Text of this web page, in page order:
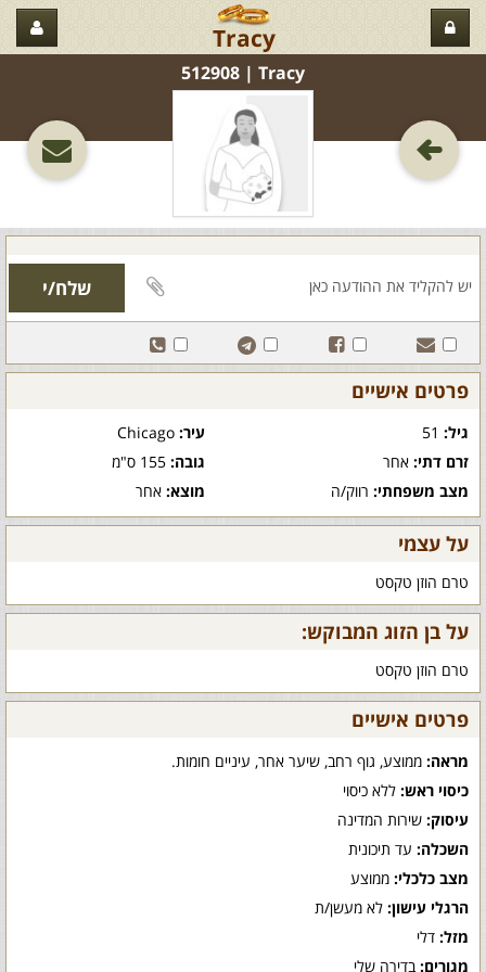
Tracy
Tracy‏ | 512908
פרטים אישיים
גיל: עיר:Chicago
זרם דתי: אחר גובה:155 ס"מ
מצב משפחתי: רווק/ה מוצא:אחר
על עצמי
טרם הוזן טקסט
על בן הזוג המבוקש:
טרם הוזן טקסט
פרטים אישיים
מראה: ממוצע, גוף רחב, שיער אחר, עיניים חומות.
כיסוי ראש: ללא כיסוי
עיסוק: שירות המדינה
השכלה: עד תיכונית
מצב כלכלי: ממוצע
הרגלי עישון: לא מעשן/ת
מזל: דלי
מגורים: בדירה שלי